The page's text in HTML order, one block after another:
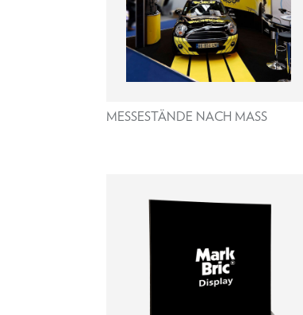
MESSESTÄNDE NACH MASS